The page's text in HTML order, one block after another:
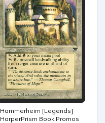
Hammerheim [Legends]
HarperPrism Book Promos